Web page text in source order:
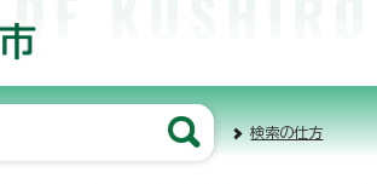
検索の仕方